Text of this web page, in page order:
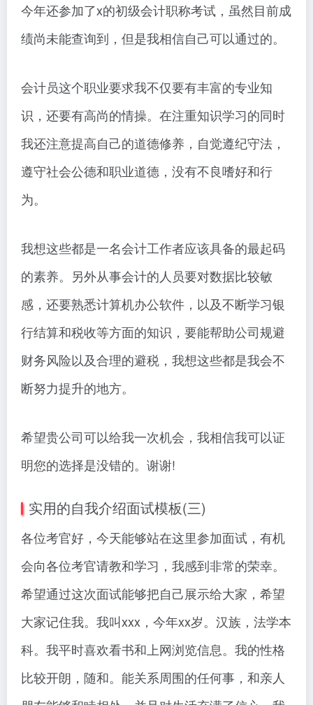
今年还参加了x的初级会计职称考试，虽然目前成
绩尚未能查询到，但是我相信自己可以通过的。
会计员这个职业要求我不仅要有丰富的专业知
识，还要有高尚的情操。在注重知识学习的同时
我还注意提高自己的道德修养，自觉遵纪守法，
遵守社会公德和职业道德，没有不良嗜好和行
为。
我想这些都是一名会计工作者应该具备的最起码
的素养。另外从事会计的人员要对数据比较敏
感，还要熟悉计算机办公软件，以及不断学习银
行结算和税收等方面的知识，要能帮助公司规避
财务风险以及合理的避税，我想这些都是我会不
断努力提升的地方。
希望贵公司可以给我一次机会，我相信我可以证
明您的选择是没错的。谢谢!
实用的自我介绍面试模板(三)
各位考官好，今天能够站在这里参加面试，有机
会向各位考官请教和学习，我感到非常的荣幸。
希望通过这次面试能够把自己展示给大家，希望
大家记住我。我叫xxx，今年xx岁。汉族，法学本
科。我平时喜欢看书和上网浏览信息。我的性格
比较开朗，随和。能关系周围的任何事，和亲人